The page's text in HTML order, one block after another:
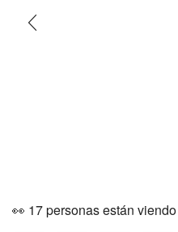
👀 17 personas están